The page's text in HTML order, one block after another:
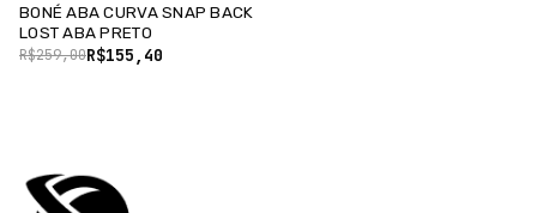
BONÉ ABA CURVA SNAP BACK
LOST ABA PRETO
R$155,40
R$259,00